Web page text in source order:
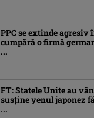
PPC se extinde agresiv
cumpără o firmă
...
FT: Statele Unite au
susține yenul japonez
...